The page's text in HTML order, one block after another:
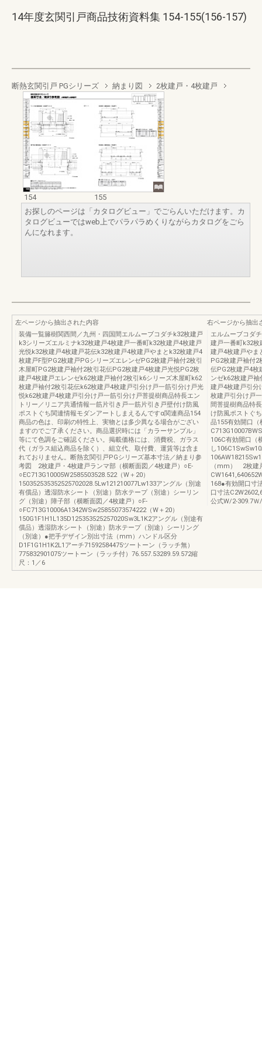
14年度玄関引戸商品技術資料集 154-155(156-157)
断熱玄関引戸 PGシリーズ 納まり図 2枚建戸・4枚建戸
154
155
お探しのページは「カタログビュー」でごらんいただけます。カ
タログビューではweb上でパラパラめくりながらカタログをごら
んになれます。
左ページから抽出された内容
装備一覧籐樹関西間／九州・四国間エルムーブコダチk32枚建戸
k3シリーズエルミナk32枚建戸4枚建戸一番町k32枚建戸4枚建戸
光悦k32枚建戸4枚建戸花伝k32枚建戸4枚建戸やまとk32枚建戸4
枚建戸F型PG2枚建戸PGシリーズエレンゼPG2枚建戸袖付2枚引
木屋町PG2枚建戸袖付2枚引花伝PG2枚建戸4枚建戸光悦PG2枚
建戸4枚建戸エレンゼk62枚建戸袖付2枚引k6シリーズ木屋町k62
枚建戸袖付2枚引花伝k62枚建戸4枚建戸引分け戸一筋引分け戸光
悦k62枚建戸4枚建戸引分け戸一筋引分け戸菩提樹商品特長エン
トリー／リニア共通情報一筋片引き戸一筋片引き戸壁付け防風
ポストぐち関連情報モダンアートしまえるんですα関連商品154
商品の色は、印刷の特性上、実物とは多少異なる場合がござい
ますのでご了承ください。商品選択時には「カラーサンプル」
等にて色調をご確認ください。掲載価格には、消費税、ガラス
代（ガラス組込商品を除く）、組立代、取付費、運賃等は含ま
れておりません。断熱玄関引戸PGシリーズ基本寸法／納まり参
考図 2枚建戸・4枚建戸ランマ部（横断面図／4枚建戸）○E-
○EC713G10005W2585503528.522（W＋20）
150352535352525702028.5Lw121210077Lw133アングル（別途
有償品）透湿防水シート（別途）防水テープ（別途）シーリン
グ（別途）障子部（横断面図／4枚建戸）○F-
○FC713G10006A1342WSw25855073574222（W＋20）
150G1F1H1L135D125353525257020Sw3L1K2アングル（別途有
償品）透湿防水シート（別途）防水テープ（別途）シーリング
（別途）●把手デザイン別出寸法（mm）ハンドル区分
D1F1G1H1K2L1アーチ71592584475ツートーン（ラッチ無）
775832901075ツートーン（ラッチ付）76.557.53289.59.572縮
尺：1／6
右ページから抽出
エルムーブコダ
建戸一番町k32枚
建戸4枚建戸やま
PG2枚建戸袖付2
伝PG2枚建戸4枚
ンゼk62枚建戸
建戸4枚建戸引分
枚建戸引分け戸
間菩提樹商品特
け防風ポストぐ
品155有効開口（
106C有効開口（
し
（mm） 2枚建
168●有効開口寸
口寸法
公式W/2-309.7Ｗ